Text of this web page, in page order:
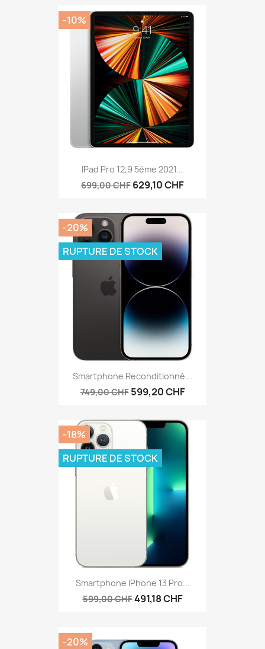
IPad Pro 12,9 5ème 2021...
699,00 CHF 629,10 CHF
-10%
Smartphone Reconditionné...
749,00 CHF 599,20 CHF
-20%
RUPTURE DE STOCK
Smartphone IPhone 13 Pro...
599,00 CHF491,18 CHF
-18%
RUPTURE DE STOCK
-20%